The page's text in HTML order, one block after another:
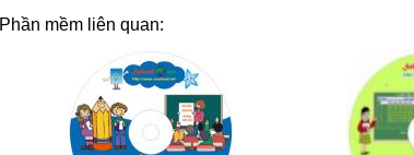
Phần mềm liên quan: